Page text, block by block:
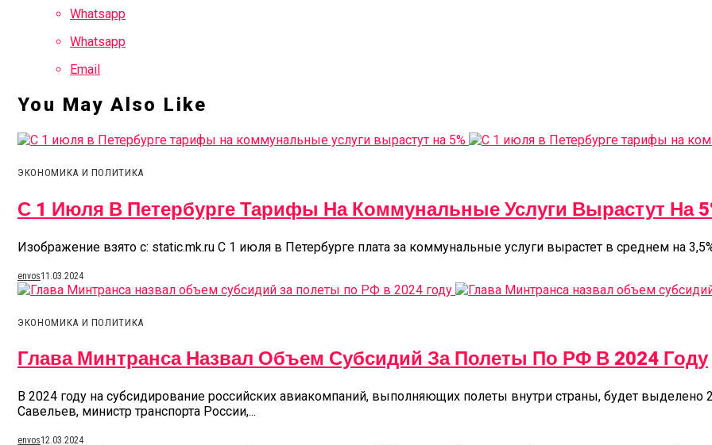
Whatsapp
Whatsapp
Email
You May Also Like
ЭКОНОМИКА И ПОЛИТИКА
С 1 Июля В Петербурге Тарифы На Коммунальные Услуги Вырастут На
Изображение взято с: static.mk.ru С 1 июля в Петербурге плата за коммунальные услуги вырастет в среднем на
envos11.03.2024
ЭКОНОМИКА И ПОЛИТИКА
Глава Минтранса Назвал Объем Субсидий За Полеты По РФ В 2024 Году
В 2024 году на субсидирование российских авиакомпаний, выполняющих полеты внутри страны, будет
Савельев, министр транспорта России,...
envos12.03.2024